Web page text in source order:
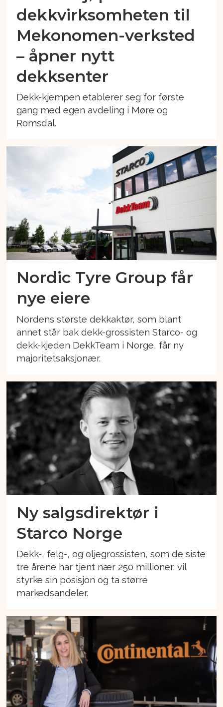
dekkvirksomheten til
Mekonomen-verksted
– åpner nytt
dekksenter
Dekk-kjempen etablerer seg for første
gang med egen avdeling i Møre og
Romsdal.
Nordic Tyre Group får
nye eiere
Nordens største dekkaktør, som blant
annet står bak dekk-grossisten Starco- og
dekk-kjeden DekkTeam i Norge, får ny
majoritetsaksjonær.
Ny salgsdirektør i
Starco Norge
Dekk-, felg-, og oljegrossisten, som de siste
tre årene har tjent nær 250 millioner, vil
styrke sin posisjon og ta større
markedsandeler.